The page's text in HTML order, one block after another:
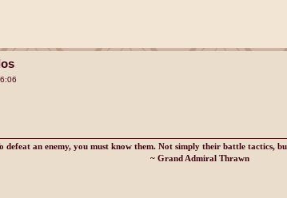
defeat an enemy, you must know them. Not simply their battle tactics,
~ Grand Admiral Thrawn